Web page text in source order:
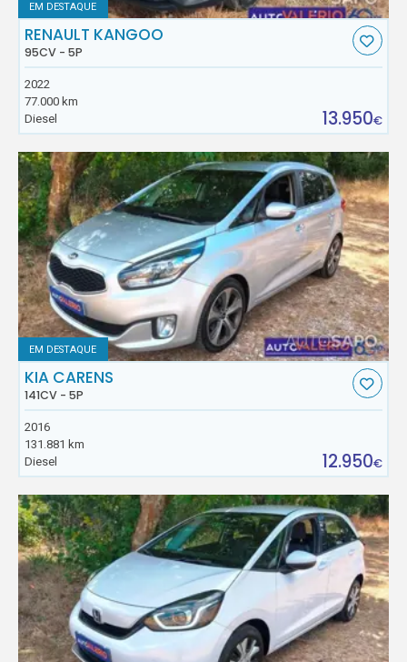
EM DESTAQUE
RENAULT KANGOO
95CV - 5P
2022
77.000 km
Diesel
13.950€
EM DESTAQUE
KIA CARENS
141CV - 5P
2016
131.881 km
Diesel
12.950€